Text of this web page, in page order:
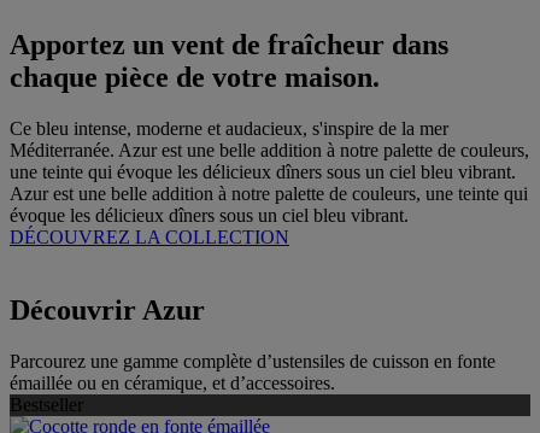
Apportez un vent de fraîcheur dans
chaque pièce de votre maison.
Ce bleu intense, moderne et audacieux, s'inspire de la mer
Méditerranée. Azur est une belle addition à notre palette de couleurs,
une teinte qui évoque les délicieux dîners sous un ciel bleu vibrant.
Azur est une belle addition à notre palette de couleurs, une teinte qui
évoque les délicieux dîners sous un ciel bleu vibrant.
DÉCOUVREZ LA COLLECTION
Découvrir Azur
Parcourez une gamme complète d’ustensiles de cuisson en fonte
émaillée ou en céramique, et d’accessoires.
Bestseller